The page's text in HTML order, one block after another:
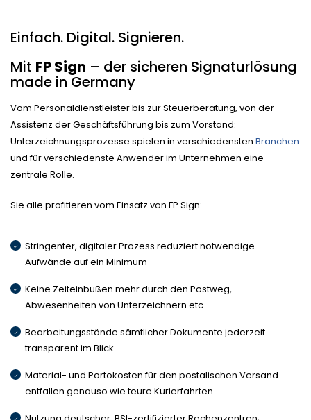
Einfach. Digital. Signieren.
Mit FP Sign – der sicheren Signaturlösung
made in Germany
Vom Personaldienstleister bis zur Steuerberatung, von der
Assistenz der Geschäftsführung bis zum Vorstand:
Unterzeichnungsprozesse spielen in verschiedensten Branchen
und für verschiedenste Anwender im Unternehmen eine
zentrale Rolle.
Sie alle profitieren vom Einsatz von FP Sign:
Stringenter, digitaler Prozess reduziert notwendige
Aufwände auf ein Minimum
Keine Zeiteinbußen mehr durch den Postweg,
Abwesenheiten von Unterzeichnern etc.
Bearbeitungsstände sämtlicher Dokumente jederzeit
transparent im Blick
Material- und Portokosten für den postalischen Versand
entfallen genauso wie teure Kurierfahrten